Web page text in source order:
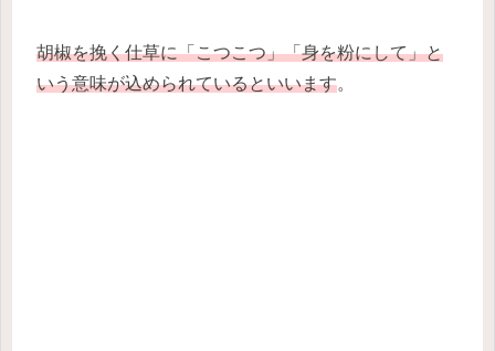
胡椒を挽く仕草に「こつこつ」「身を粉にして」と
いう意味が込められているといいます。